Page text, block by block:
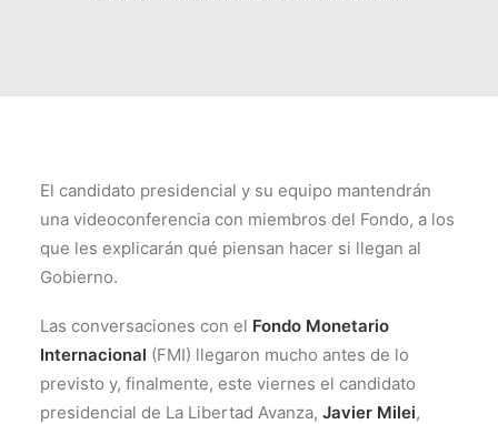
El candidato presidencial y su equipo mantendrán
una videoconferencia con miembros del Fondo, a los
que les explicarán qué piensan hacer si llegan al
Gobierno.
Las conversaciones con el Fondo Monetario
Internacional (FMI) llegaron mucho antes de lo
previsto y, finalmente, este viernes el candidato
presidencial de La Libertad Avanza, Javier Milei,